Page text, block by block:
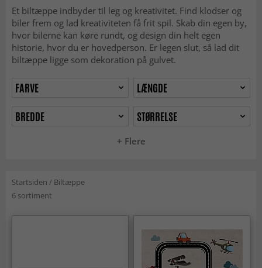
Et biltæppe indbyder til leg og kreativitet. Find klodser og
biler frem og lad kreativiteten få frit spil. Skab din egen by,
hvor bilerne kan køre rundt, og design din helt egen
historie, hvor du er hovedperson. Er legen slut, så lad dit
biltæppe ligge som dekoration på gulvet.
+ Flere
FARVE
LÆNGDE
BREDDE
STØRRELSE
Startsiden / Biltæppe
6 sortiment